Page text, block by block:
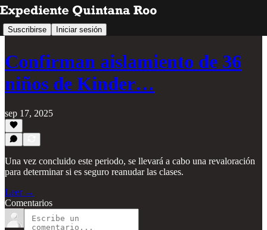
Suscribirse Iniciar sesión
Confirman aislamiento de 36
niños de Kinder…
sep 17, 2025
Una vez concluido este periodo, se llevará a cabo una revaloración
para determinar si es seguro reanudar las clases.
Leer →
Comentarios